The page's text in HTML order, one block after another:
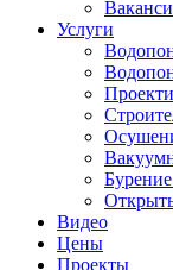
Услуги
Видео
Цены
Проекты